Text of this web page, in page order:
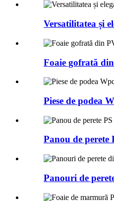
Versatilitatea și
Foaie gofrată
Piese de podea
Panou de perete
Panouri de